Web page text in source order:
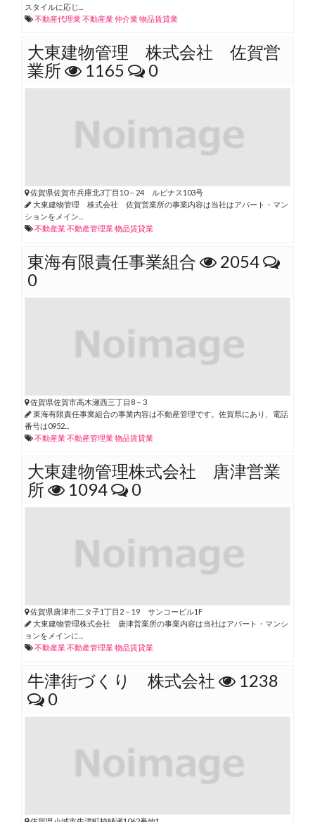
スタイルに応じ...
不動産代理業不動産業仲介業物品賃貸業
大東建物管理 株式会社 佐賀営
業所
1165 0
佐賀県佐賀市兵庫北3丁目10－24 ルピナス103号
大東建物管理 株式会社 佐賀営業所の事業内容は当社はアパート・マン
ションをメイン...
不動産業不動産管理業物品賃貸業
東海有限責任事業組合
2054
0
佐賀県佐賀市高木瀬西三丁目8－3
東海有限責任事業組合の事業内容は不動産管理です。佐賀県にあり、電話
番号は0952...
不動産業不動産管理業物品賃貸業
大東建物管理株式会社 唐津営業
所
1094 0
佐賀県唐津市二タ子1丁目2－19 サンコービル1F
大東建物管理株式会社 唐津営業所の事業内容は当社はアパート・マンシ
ョンをメインに...
不動産業不動産管理業物品賃貸業
牛津街づくり 株式会社
1238
0